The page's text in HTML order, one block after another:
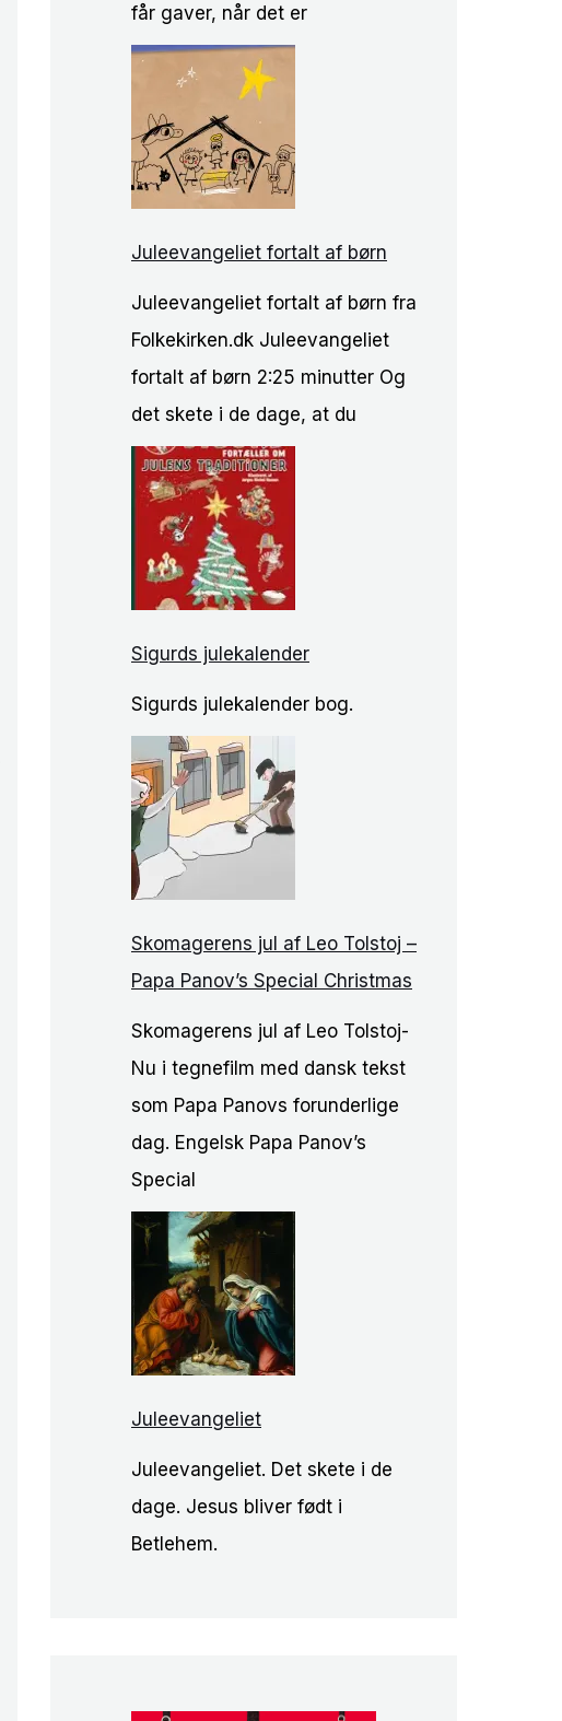
får gaver, når det er
Juleevangeliet fortalt af børn
Juleevangeliet fortalt af børn fra
Folkekirken.dk Juleevangeliet
fortalt af børn 2:25 minutter Og
det skete i de dage, at du
Sigurds julekalender
Sigurds julekalender bog.
Skomagerens jul af Leo Tolstoj –
Papa Panov’s Special Christmas
Skomagerens jul af Leo Tolstoj-
Nu i tegnefilm med dansk tekst
som Papa Panovs forunderlige
dag. Engelsk Papa Panov’s
Special
Juleevangeliet
Juleevangeliet. Det skete i de
dage. Jesus bliver født i
Betlehem.